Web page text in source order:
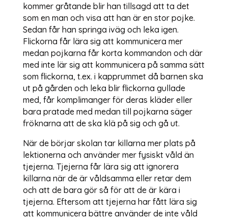
kommer gråtande blir han tillsagd att ta det
som en man och visa att han är en stor pojke.
Sedan får han springa iväg och leka igen.
Flickorna får lära sig att kommunicera mer
medan pojkarna får korta kommandon och där
med inte lär sig att kommunicera på samma sätt
som flickorna, t.ex. i kapprummet då barnen ska
ut på gården och leka blir flickorna gullade
med, får komplimanger för deras kläder eller
bara pratade med medan till pojkarna säger
fröknarna att de ska klä på sig och gå ut.
När de börjar skolan tar killarna mer plats på
lektionerna och använder mer fysiskt våld än
tjejerna. Tjejerna får lära sig att ignorera
killarna när de är våldsamma eller retar dem
och att de bara gör så för att de är kära i
tjejerna. Eftersom att tjejerna har fått lära sig
att kommunicera bättre använder de inte våld